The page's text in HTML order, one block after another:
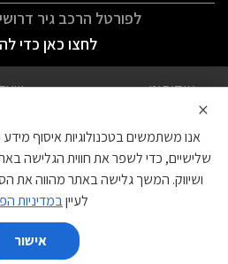
לפורטל הרכב גיר
לחצו כאן כדי
אודותינו
הצהרת נגישות
עוגיות
×
אנו משתמשים בטכנולוגיות איסוף מידע
שלישיים, כדי לשפר את חווית הגלישה
ושיווק. המשך גלישה באתר מהווה את
לעייןבמדיניות
אישור